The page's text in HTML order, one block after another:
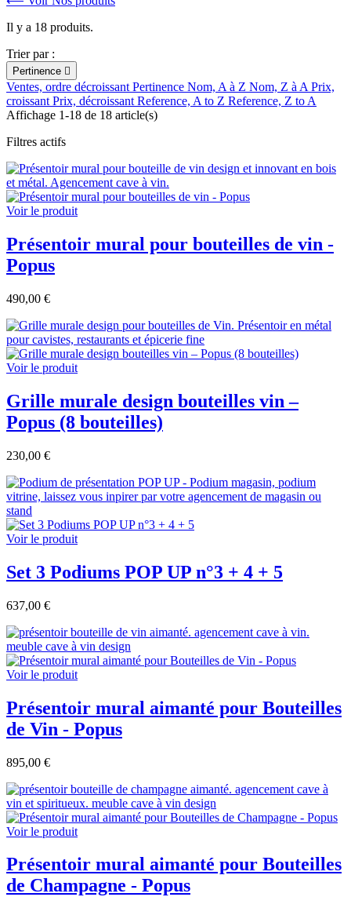
Il y a 18 produits.
Trier par :
Pertinence 
Ventes, ordre décroissant Pertinence Nom, A à Z Nom, Z à A Prix,
croissant Prix, décroissant Reference, A to Z Reference, Z to A
Affichage 1-18 de 18 article(s)
Filtres actifs
Voir le produit
Présentoir mural pour bouteilles de vin -
Popus
490,00 €
Voir le produit
Grille murale design bouteilles vin –
Popus (8 bouteilles)
230,00 €
Voir le produit
Set 3 Podiums POP UP n°3 + 4 + 5
637,00 €
Voir le produit
Présentoir mural aimanté pour Bouteilles
de Vin - Popus
895,00 €
Voir le produit
Présentoir mural aimanté pour Bouteilles
de Champagne - Popus